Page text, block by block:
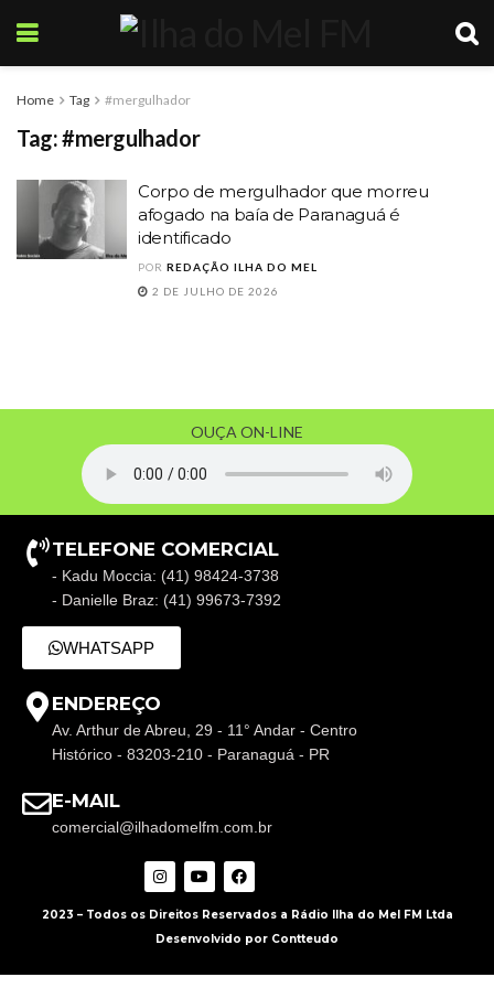
Home Tag #mergulhador
Tag:#mergulhador
Corpo de mergulhador que morreu
afogado na baía de Paranaguá é
identificado
POR REDAÇÃO ILHA DO MEL
2 DE JULHO DE 2026
OUÇA ON-LINE
TELEFONE COMERCIAL
- Kadu Moccia: (41) 98424-3738
- Danielle Braz: (41) 99673-7392
WHATSAPP
ENDEREÇO
Av. Arthur de Abreu, 29 - 11° Andar - Centro
Histórico - 83203-210 - Paranaguá - PR
E-MAIL
comercial@ilhadomelfm.com.br
2023 – Todos os Direitos Reservados a Rádio Ilha do Mel FM Ltda
Desenvolvido por Contteudo